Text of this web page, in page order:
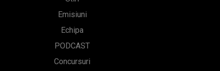
Emisiuni
Echipa
PODCAST
Concursuri